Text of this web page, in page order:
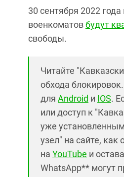
30 сентября 2022
военкоматовбудут
свободы.
Читайте
обхода
для Android и IOS.
или доступ к
уже
узел" на сайте, как
на YouTube и
WhatsApp** могут